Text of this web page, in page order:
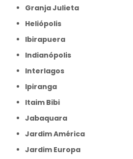
Granja Julieta
Heliópolis
Ibirapuera
Indianópolis
Interlagos
Ipiranga
Itaim Bibi
Jabaquara
Jardim América
Jardim Europa